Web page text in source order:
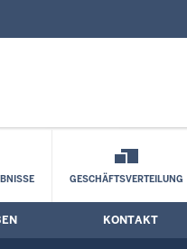
Kontaktformular
GESCHÄFTSVERTEILUNG
KONTAKT